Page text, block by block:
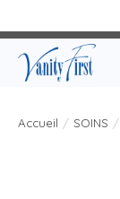
Accueil / SOINS /